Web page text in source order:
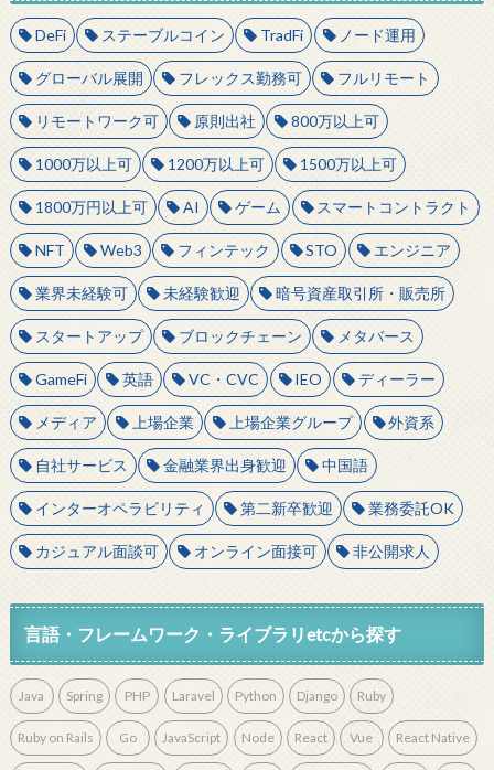
DeFi ステーブルコイン TradFi ノード運用
グローバル展開 フレックス勤務可 フルリモート
リモートワーク可 原則出社 800万以上可
1000万以上可 1200万以上可 1500万以上可
1800万円以上可 AI ゲーム スマートコントラクト
NFT Web3 フィンテック STO エンジニア
業界未経験可 未経験歓迎 暗号資産取引所・販売所
スタートアップ ブロックチェーン メタバース
GameFi 英語 VC・CVC IEO ディーラー
メディア 上場企業 上場企業グループ 外資系
自社サービス 金融業界出身歓迎 中国語
インターオペラビリティ 第二新卒歓迎 業務委託OK
カジュアル面談可 オンライン面接可 非公開求人
言語・フレームワーク・ライブラリetcから探す
Java Spring PHP Laravel Python Django Ruby
Ruby on Rails Go JavaScript Node React Vue React Native